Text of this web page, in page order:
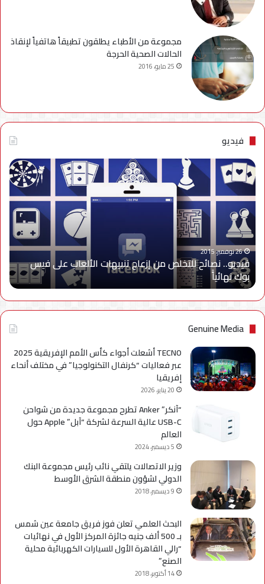
مجموعة من الأطباء يطلقون تطبيقاً هاتفياً لإنقاذ
الحالات الصحية الحرجة
25 مايو، 2016
فيديو
فيديو..
نصائح
للتخلص
من
إزعاج
تنبيهات
الألعاب
على
فيس
بوك
نهائياًَ
26 نوفمبر، 2015
فيديو.. نصائح للتخلص من إزعاج تنبيهات الألعاب على فيس
بوك نهائياًَ
Genuine Media
TECNO أشعلت أجواء كأس الأمم الإفريقية 2025
عبر فعاليات “كرنفال التكنولوجيا” في مختلف أنحاء
إفريقيا
20 يناير، 2026
“آنكر” Anker تطرح مجموعة جديدة من شواحن
USB-C عالية السرعة لشركة “آبل” Apple حول
العالم
5 ديسمبر، 2024
وزير الاتصالات يلتقي نائب رئيس مجموعة البنك
الدولي لشؤون منطقة الشرق الأوسط
9 ديسمبر، 2018
البحث العلمي تعلن فوز فريق جامعة عين شمس
بـ 500 ألف جنيه جائزة المركز الأول في نهائيات
“رالي القاهرة الأول للسيارات الكهربائية محلية
الصنع”
14 أكتوبر، 2018